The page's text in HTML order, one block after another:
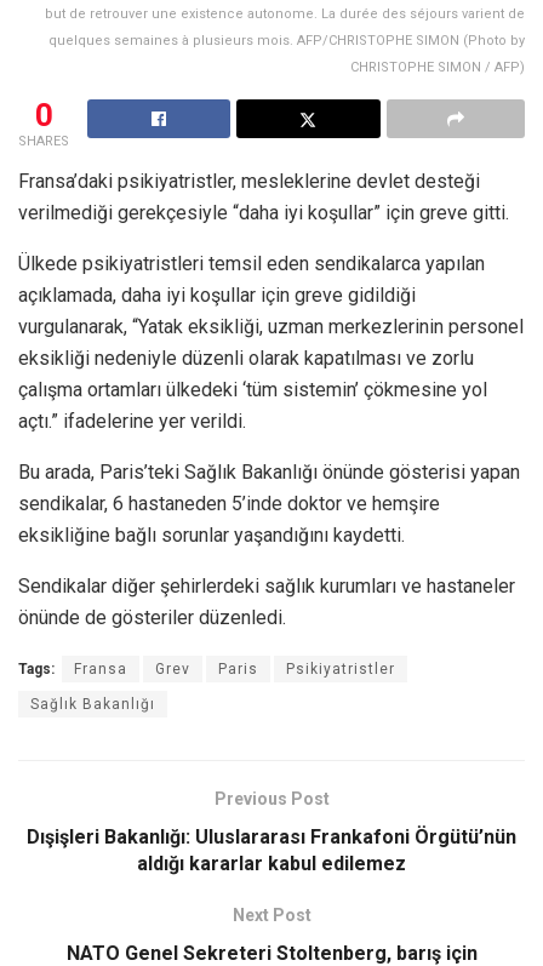
but de retrouver une existence autonome. La durée des séjours varient de
quelques semaines à plusieurs mois. AFP/CHRISTOPHE SIMON (Photo by
CHRISTOPHE SIMON / AFP)
0
SHARES
Fransa’daki psikiyatristler, mesleklerine devlet desteği
verilmediği gerekçesiyle “daha iyi koşullar” için greve gitti.
Ülkede psikiyatristleri temsil eden sendikalarca yapılan
açıklamada, daha iyi koşullar için greve gidildiği
vurgulanarak, “Yatak eksikliği, uzman merkezlerinin personel
eksikliği nedeniyle düzenli olarak kapatılması ve zorlu
çalışma ortamları ülkedeki ‘tüm sistemin’ çökmesine yol
açtı.” ifadelerine yer verildi.
Bu arada, Paris’teki Sağlık Bakanlığı önünde gösterisi yapan
sendikalar, 6 hastaneden 5’inde doktor ve hemşire
eksikliğine bağlı sorunlar yaşandığını kaydetti.
Sendikalar diğer şehirlerdeki sağlık kurumları ve hastaneler
önünde de gösteriler düzenledi.
Tags: Fransa Grev Paris Psikiyatristler
Sağlık Bakanlığı
Previous Post
Dışişleri Bakanlığı: Uluslararası Frankafoni Örgütü’nün
aldığı kararlar kabul edilemez
Next Post
NATO Genel Sekreteri Stoltenberg, barış için